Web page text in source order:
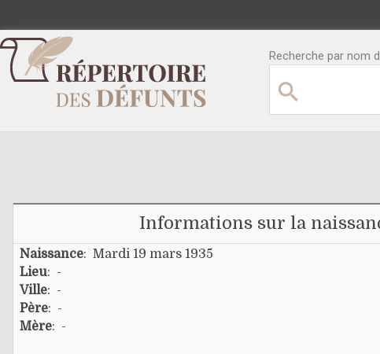
Recherche par nom
Informations sur la
Naissance: Mardi 19 mars 1935
Lieu: -
Ville: -
Père: -
Mère: -